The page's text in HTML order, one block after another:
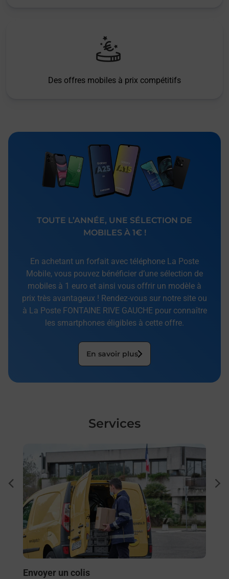
Des offres mobiles à prix compétitifs
TOUTE L’ANNÉE, UNE SÉLECTION DE
MOBILES À 1€ !
En achetant un forfait avec téléphone La Poste
Mobile, vous pouvez bénéficier d’une sélection de
mobiles à 1 euro et ainsi vous offrir un modèle à
prix très avantageux ! Rendez-vous sur notre site ou
à La Poste FONTAINE RIVE GAUCHE pour connaître
les smartphones éligibles à cette offre.
En savoir plus
Services
En savoir plus
Envoyer un colis